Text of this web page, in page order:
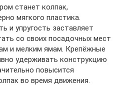
станет колпак,
мягкого пластика.
и упругость заставляет
со своих посадочных мест
и мелким ямам. Крепёжные
удерживать конструкцию
повысится
во время движения.